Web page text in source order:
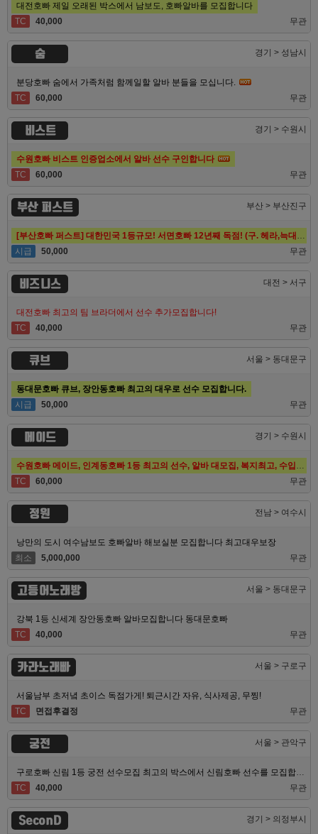
대전호빠 제일 오래된 박스에서 남보도, 호빠알바를 모집합니다
TC
40,000 무관
숨 경기 > 성남시
분당호빠 숨에서 가족처럼 함께일할 알바 분들을 모십니다.
TC
60,000 무관
비스트 경기 > 수원시
수원호빠 비스트 인증업소에서 알바 선수 구인합니다
TC
60,000 무관
부산 퍼스트 부산 > 부산진구
[부산호빠 퍼스트] 대한민국 1등규모! 서면호빠 12년째 독점! (구. 헤라,늑대,썸,버드)
시급
50,000 무관
비즈니스 대전 > 서구
대전호빠 최고의 팀 브라더에서 선수 추가모집합니다!
TC
40,000 무관
큐브 서울 > 동대문구
동대문호빠 큐브, 장안동호빠 최고의 대우로 선수 모집합니다.
시급
50,000 무관
메이드 경기 > 수원시
수원호빠 메이드, 인계동호빠 1등 최고의 선수, 알바 대모집, 복지최고, 수입최고
TC
60,000 무관
정원 전남 > 여수시
낭만의 도시 여수남보도 호빠알바 해보실분 모집합니다 최고대우보장
최소
5,000,000 무관
고등어노래방 서울 > 동대문구
강북 1등 신세계 장안동호빠 알바모집합니다 동대문호빠
TC
40,000 무관
카라노래빠 서울 > 구로구
서울남부 초저녘 초이스 독점가게! 퇴근시간 자유, 식사제공, 무찡!
TC
면접후결정 무관
궁전 서울 > 관악구
구로호빠 신림 1등 궁전 선수모집 최고의 박스에서 신림호빠 선수를 모집합니다
TC
40,000 무관
SeconD 경기 > 의정부시